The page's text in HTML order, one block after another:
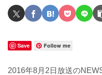
Save Follow me
2016年8月2日放送の